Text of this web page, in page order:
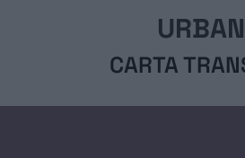
URBAN
CARTA